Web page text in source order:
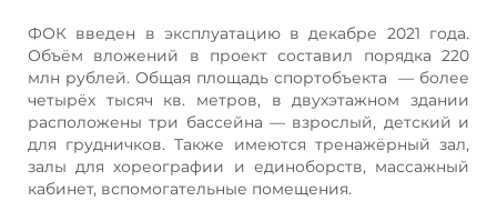
ФОК введен в эксплуатацию в декабре 2021 года.
Объём вложений в проект составил порядка 220
млн рублей. Общая площадь спортобъекта — более
четырёх тысяч кв. метров, в двухэтажном здании
расположены три бассейна — взрослый, детский и
для грудничков. Также имеются тренажёрный зал,
залы для хореографии и единоборств, массажный
кабинет, вспомогательные помещения.